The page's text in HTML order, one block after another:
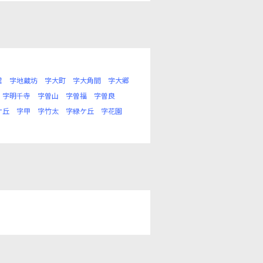
字地蔵坊 字大町 字大角間
字大郷
字明千寺
字曽山 字曽福
字曽良
丘
字甲 字竹太 字緑ケ丘 字花園